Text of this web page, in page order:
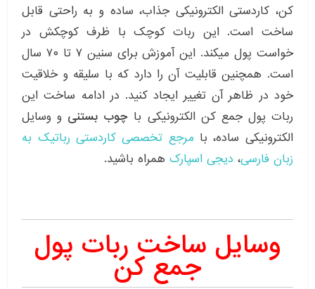
کن، کاردستی الکترونیکی جذاب، ساده و به راحتی قابل
ساخت است. این ربات کوچک با ظرف کوچکش در
خواست پول میکند. این آموزش برای سنین ۷ تا ۷۰ سال
است. همچنین قابلیت آن را دارد که با سلیقه و خلاقیت
خود در ظاهر آن تغییر ایجاد کنید. در ادامه ساخت این
ربات پول جمع کن الکترونیکی با چوب بستنی و وسایل
الکترونیکی ساده، با مرجع تخصصی کاردستی رباتیک به
زبان فارسی، دیجی اسپارک همراه باشید.
وسایل ساخت ربات پول
جمع کن